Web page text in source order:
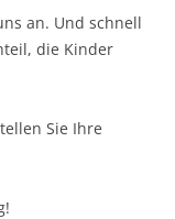
an. Und schnell
die Kinder
Sie Ihre